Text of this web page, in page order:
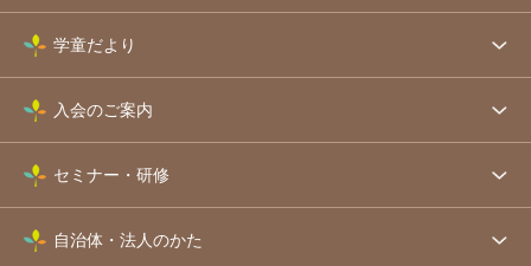
学童だより
入会のご案内
セミナー・研修
自治体・法人のかた